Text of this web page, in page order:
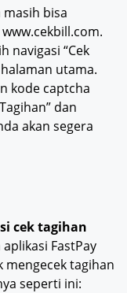
bisa
navigasi “Cek
utama.
kode captcha
dan
akan segera
cek tagihan
FastPay
tagihan
seperti ini: